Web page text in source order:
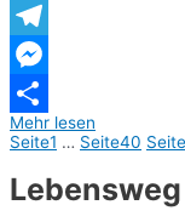
WhatsApp
Telegram
Messenger
Teilen
Mehr lesen
Seite1 … Seite40 Seite
Lebensweg